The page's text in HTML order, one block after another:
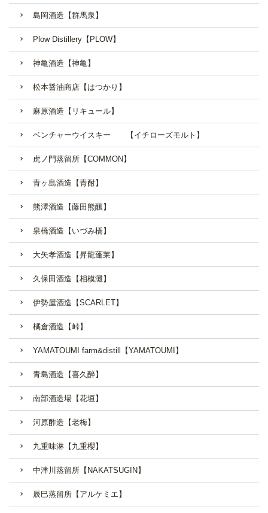
島岡酒造【群馬泉】
Plow Distillery【PLOW】
神亀酒造【神亀】
松本醤油商店【はつかり】
麻原酒造【リキュール】
ベンチャーウイスキー 【イチローズモルト】
虎ノ門蒸留所【COMMON】
青ヶ島酒造【青酎】
熊澤酒造【藤田熊釀】
泉橋酒造【いづみ橋】
大矢孝酒造【昇龍蓬莱】
久保田酒造【相模灘】
伊勢屋酒造【SCARLET】
橘倉酒造【峠】
YAMATOUMI farm&distill【YAMATOUMI】
青島酒造【喜久醉】
南部酒造場【花垣】
河原酢造【老梅】
九重味淋【九重櫻】
中津川蒸留所【NAKATSUGIN】
辰巳蒸留所【アルケミエ】